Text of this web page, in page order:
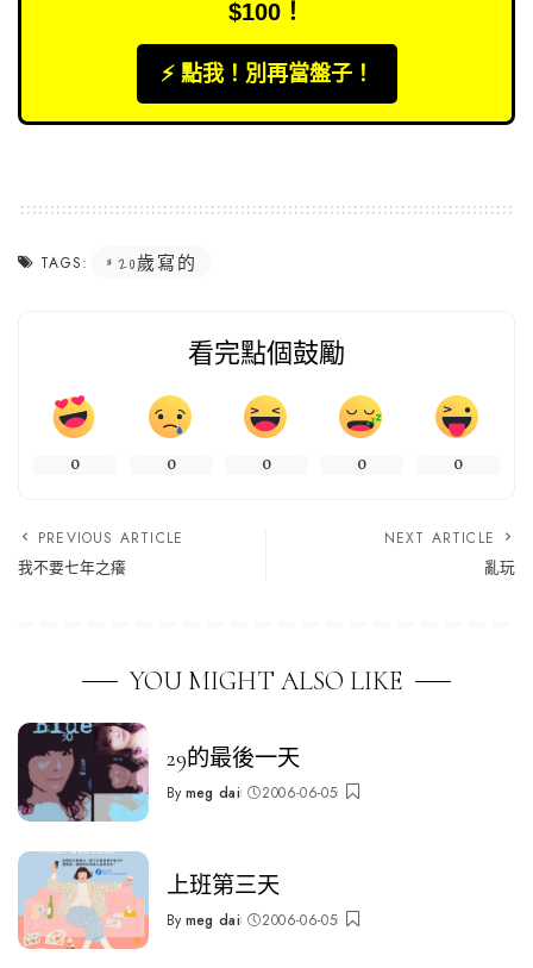
$100！
⚡️ 點我！別再當盤子！
TAGS: 20歲寫的
看完點個鼓勵
0 0 0 0 0
PREVIOUS ARTICLE
我不要七年之癢
NEXT ARTICLE
亂玩
YOU MIGHT ALSO LIKE
29的最後一天
Posted
By meg dai 2006-06-05
上班第三天
Posted
By meg dai 2006-06-05